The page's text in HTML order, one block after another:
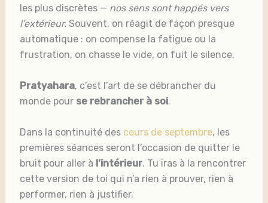
les plus discrètes — nos sens sont happés vers
l’extérieur.Souvent, on réagit de façon presque
automatique : on compense la fatigue ou la
frustration, on chasse le vide, on fuit le silence.
Pratyahara, c’est l’art de se débrancher du
monde pour se rebrancher à soi.
Dans la continuité des cours de septembre, les
premières séances seront l’occasion de quitter le
bruit pour aller à l’intérieur. Tu iras à la rencontrer
cette version de toi qui n’a rien à prouver, rien à
performer, rien à justifier.